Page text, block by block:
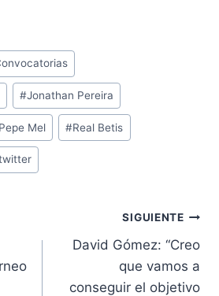
#Jonathan Pereira
Pepe Mel #Real Betis
SIGUIENTE
David Gómez: “Creo
que vamos a
conseguir el objetivo